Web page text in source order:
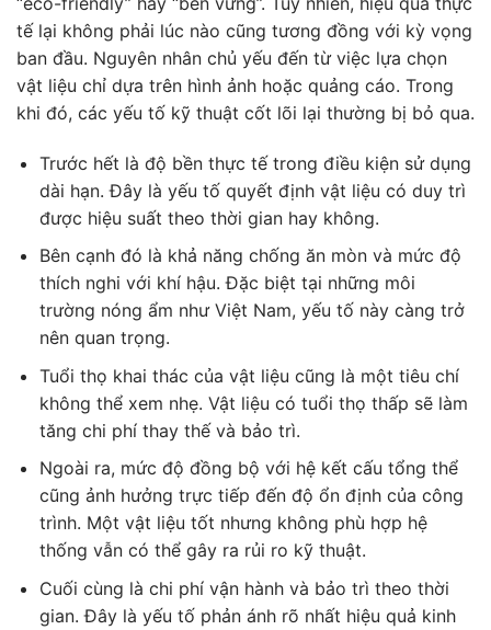
tế lại không phải lúc nào cũng tương đồng với kỳ vọng
ban đầu. Nguyên nhân chủ yếu đến từ việc lựa chọn
vật liệu chỉ dựa trên hình ảnh hoặc quảng cáo. Trong
khi đó, các yếu tố kỹ thuật cốt lõi lại thường bị bỏ qua.
Trước hết là độ bền thực tế trong điều kiện sử dụng
dài hạn. Đây là yếu tố quyết định vật liệu có duy trì
được hiệu suất theo thời gian hay không.
Bên cạnh đó là khả năng chống ăn mòn và mức độ
thích nghi với khí hậu. Đặc biệt tại những môi
trường nóng ẩm như Việt Nam, yếu tố này càng trở
nên quan trọng.
Tuổi thọ khai thác của vật liệu cũng là một tiêu chí
không thể xem nhẹ. Vật liệu có tuổi thọ thấp sẽ làm
tăng chi phí thay thế và bảo trì.
Ngoài ra, mức độ đồng bộ với hệ kết cấu tổng thể
cũng ảnh hưởng trực tiếp đến độ ổn định của công
trình. Một vật liệu tốt nhưng không phù hợp hệ
thống vẫn có thể gây ra rủi ro kỹ thuật.
Cuối cùng là chi phí vận hành và bảo trì theo thời
gian. Đây là yếu tố phản ánh rõ nhất hiệu quả kinh